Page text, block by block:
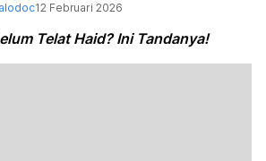
12 Februari 2026
Telat Haid? Ini Tandanya!